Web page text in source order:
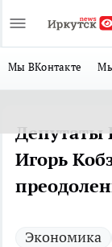
Мы ВКонтакте
Депутаты
Игорь
Экономика